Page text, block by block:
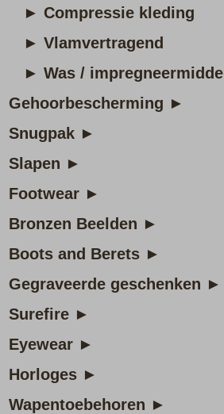
► Compressie kleding
► Vlamvertragend
► Was / impregneermiddel
Gehoorbescherming ►
Snugpak ►
Slapen ►
Footwear ►
Bronzen Beelden ►
Boots and Berets ►
Gegraveerde geschenken ►
Surefire ►
Eyewear ►
Horloges ►
Wapentoebehoren ►